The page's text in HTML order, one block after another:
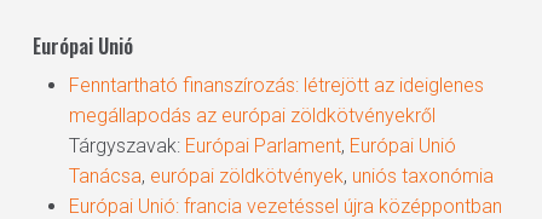
Európai Unió
Fenntartható finanszírozás: létrejött az ideiglenes
megállapodás az európai zöldkötvényekről
Tárgyszavak: Európai Parlament, Európai Unió
Tanácsa, európai zöldkötvények, uniós taxonómia
Európai Unió: francia vezetéssel újra középpontban